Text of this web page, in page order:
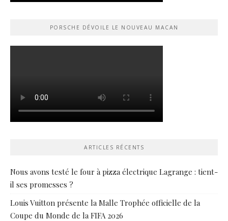
PORSCHE DÉVOILE LE NOUVEAU MACAN
ARTICLES RÉCENTS
Nous avons testé le four à pizza électrique Lagrange : tient-
il ses promesses ?
Louis Vuitton présente la Malle Trophée officielle de la
Coupe du Monde de la FIFA 2026